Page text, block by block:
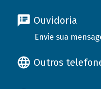
Ouvidoria
Envie sua
Outros